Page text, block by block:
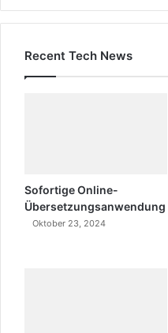
Recent Tech News
Sofortige Online-
Übersetzungsanwendung
Oktober 23, 2024